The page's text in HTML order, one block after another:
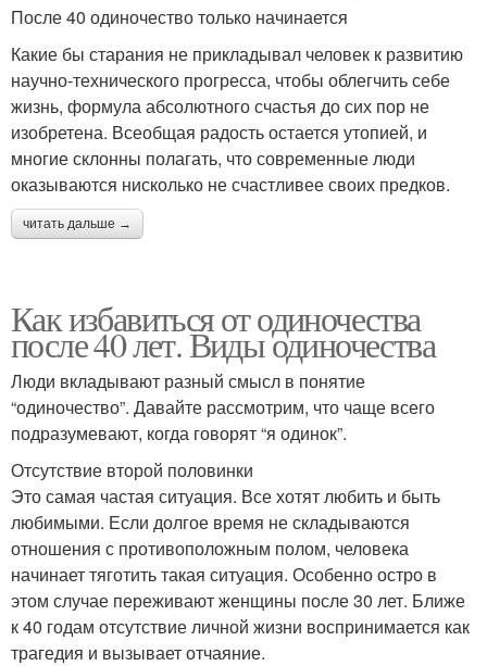
После 40 одиночество только начинается
Какие бы старания не прикладывал человек к развитию
научно-технического прогресса, чтобы облегчить себе
жизнь, формула абсолютного счастья до сих пор не
изобретена. Всеобщая радость остается утопией, и
многие склонны полагать, что современные люди
оказываются нисколько не счастливее своих предков.
читать дальше →
Как избавиться от одиночества
после 40 лет. Виды одиночества
Люди вкладывают разный смысл в понятие
“одиночество”. Давайте рассмотрим, что чаще всего
подразумевают, когда говорят “я одинок”.
Отсутствие второй половинки
Это самая частая ситуация. Все хотят любить и быть
любимыми. Если долгое время не складываются
отношения с противоположным полом, человека
начинает тяготить такая ситуация. Особенно остро в
этом случае переживают женщины после 30 лет. Ближе
к 40 годам отсутствие личной жизни воспринимается как
трагедия и вызывает отчаяние.